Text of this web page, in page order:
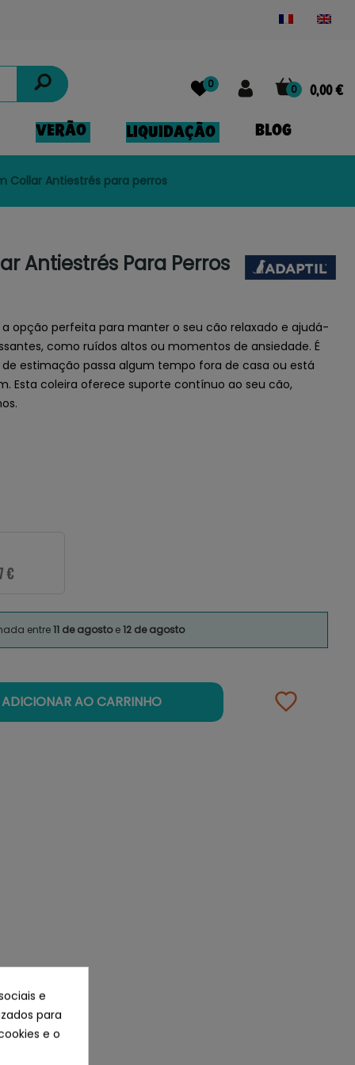
0 0,00 €
0
VERÃO LIQUIDAÇÃO BLOG
Collar Antiestrés para perros
Antiestrés Para Perros
a opção perfeita para manter o seu cão relaxado e ajudá-
como ruídos altos ou momentos de ansiedade. É
estimação passa algum tempo fora de casa ou está
Esta coleira oferece suporte contínuo ao seu cão,
€
entre11 de agostoe12 de agosto
ADICIONAR AO CARRINHO
e
para
e o